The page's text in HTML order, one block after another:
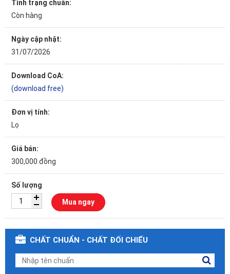
Tình trạng chuẩn:
Còn hàng
Ngày cập nhật:
31/07/2026
Download CoA:
(download free)
Đơn vị tính:
Lọ
Giá bán:
300,000 đồng
Số lượng
Mua ngay
CHẤT CHUẨN - CHẤT ĐỐI CHIẾU